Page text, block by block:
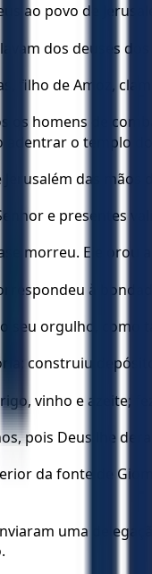
ao povo de
dos deuses
filho de Amoz,
os homens de
o templo
Jerusalém das
e presentes
morreu. Ele
à
seu orgulho,
construiu
vinho e azeite;
pois Deus lhe
da fonte de
uma